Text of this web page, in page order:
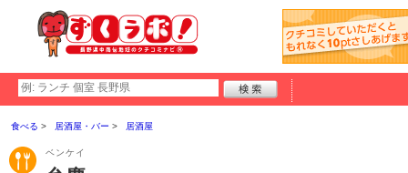
食べる 居酒屋・バー 居酒屋
ベンケイ